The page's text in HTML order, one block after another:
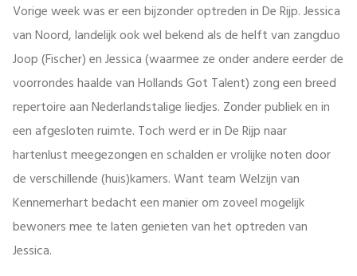
Vorige week was er een bijzonder optreden in De Rijp. Jessica
van Noord, landelijk ook wel bekend als de helft van zangduo
Joop (Fischer) en Jessica (waarmee ze onder andere eerder de
voorrondes haalde van Hollands Got Talent) zong een breed
repertoire aan Nederlandstalige liedjes. Zonder publiek en in
een afgesloten ruimte. Toch werd er in De Rijp naar
hartenlust meegezongen en schalden er vrolijke noten door
de verschillende (huis)kamers. Want team Welzijn van
Kennemerhart bedacht een manier om zoveel mogelijk
bewoners mee te laten genieten van het optreden van
Jessica.